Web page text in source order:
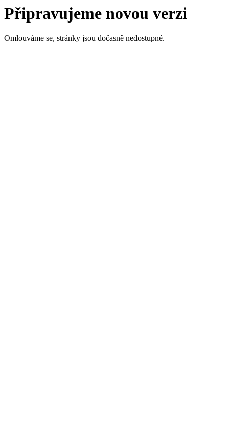
Připravujeme novou verzi
Omlouváme se, stránky jsou dočasně nedostupné.